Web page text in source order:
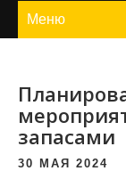
Меню
запасами
30 МАЯ 2024